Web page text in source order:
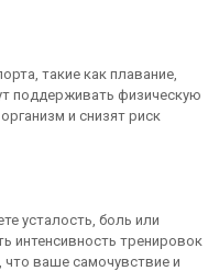
такие как плавание,
поддерживать физическую
и снизят риск
усталость, боль или
интенсивность тренировок
ваше самочувствие и